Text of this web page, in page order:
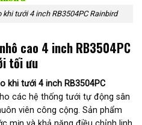
tưới 4 inch RB3504PC Rainbird
cao 4 inch RB3504PC
tối ưu
khi tưới 4 inch RB3504PC
các hệ thống tưới tự động sân
viên công cộng. Sản phẩm
mịn và khả năng điều chỉnh linh